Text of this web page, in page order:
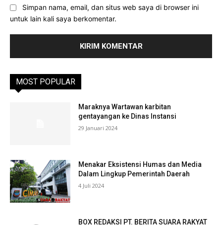
Simpan nama, email, dan situs web saya di browser ini
untuk lain kali saya berkomentar.
MOST POPULAR
Maraknya Wartawan karbitan
gentayangan ke Dinas Instansi
29 Januari 2024
Menakar Eksistensi Humas dan Media
Dalam Lingkup Pemerintah Daerah
4 Juli 2024
BOX REDAKSI PT. BERITA SUARA RAKYAT